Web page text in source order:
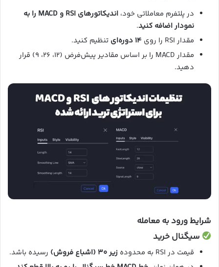
در پلتفرم معاملاتی خود،
اندیکاتورهای RSI و MACD را به
نمودار اضافه کنید.
مقدار RSI را روی
۱۴ دوره‌ای
تنظیم کنید.
مقدار MACD را بر اساس مقادیر پیش‌فرض (۱۲، ۲۶، ۹) قرار
دهید.
شرایط ورود به معامله
سیگنال خرید
قیمت در RSI به محدوده زیر ۳۰ (اشباع فروش)
رسیده باشد.